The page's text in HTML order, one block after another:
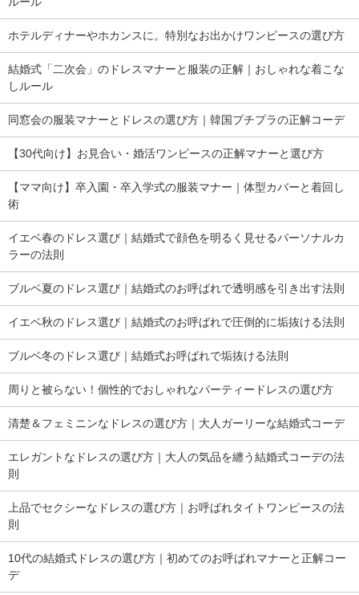
ホテルディナーやホカンスに。特別なお出かけワンピースの選び方
結婚式「二次会」のドレスマナーと服装の正解｜おしゃれな着こな
しルール
同窓会の服装マナーとドレスの選び方｜韓国プチプラの正解コーデ
【30代向け】お見合い・婚活ワンピースの正解マナーと選び方
【ママ向け】卒入園・卒入学式の服装マナー｜体型カバーと着回し
術
イエベ春のドレス選び｜結婚式で顔色を明るく見せるパーソナルカ
ラーの法則
ブルベ夏のドレス選び｜結婚式のお呼ばれで透明感を引き出す法則
イエベ秋のドレス選び｜結婚式のお呼ばれで圧倒的に垢抜ける法則
ブルベ冬のドレス選び｜結婚式お呼ばれで垢抜ける法則
周りと被らない！個性的でおしゃれなパーティードレスの選び方
清楚＆フェミニンなドレスの選び方｜大人ガーリーな結婚式コーデ
エレガントなドレスの選び方｜大人の気品を纏う結婚式コーデの法
則
上品でセクシーなドレスの選び方｜お呼ばれタイトワンピースの法
則
10代の結婚式ドレスの選び方｜初めてのお呼ばれマナーと正解コー
デ